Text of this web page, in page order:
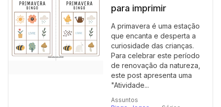
para imprimir
A primavera é uma estação
que encanta e desperta a
curiosidade das crianças.
Para celebrar este período
de renovação da natureza,
este post apresenta uma
"Atividade...
Assuntos